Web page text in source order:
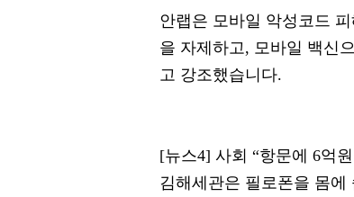
안랩은 모바일 악성코드
을 자제하고, 모바일 백신
고 강조했습니다.
[뉴스4] 사회 “항문에 6억
김해세관은 필로폰을 몸